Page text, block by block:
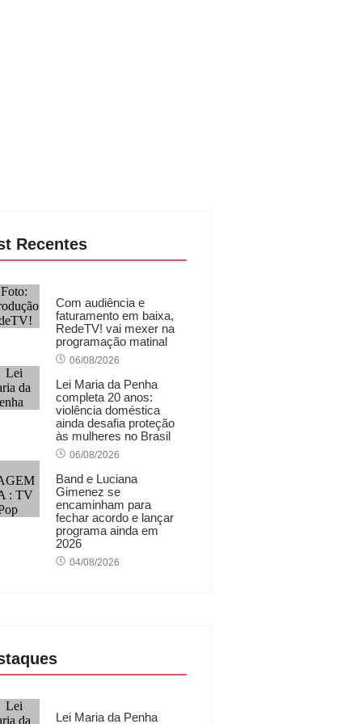
Recentes
Com audiência e
faturamento em baixa,
RedeTV! vai mexer na
programação matinal
06/08/2026
Lei Maria da Penha
completa 20 anos:
violência doméstica
ainda desafia proteção
às mulheres no Brasil
06/08/2026
Band e Luciana
Gimenez se
encaminham para
fechar acordo e lançar
programa ainda em
2026
04/08/2026
Lei Maria da Penha